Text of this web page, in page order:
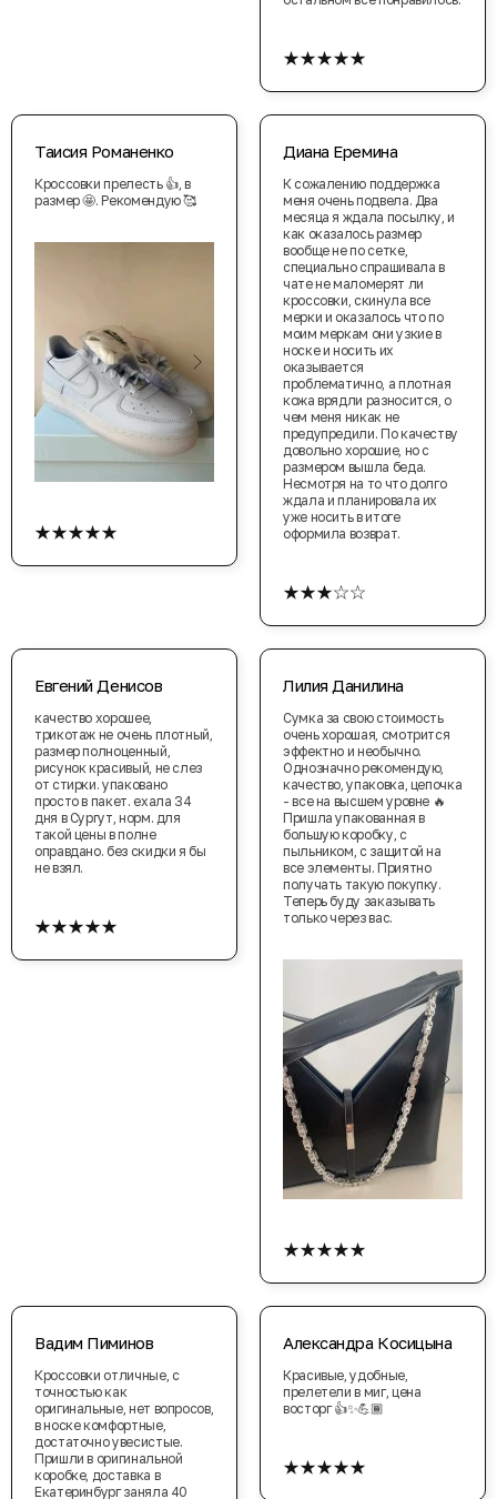
★★★★★
Таисия Романенко
Кроссовки прелесть 👍, в
размер 🤩. Рекомендую 🥰
★★★★★
Диана Еремина
К сожалению поддержка
меня очень подвела. Два
месяца я ждала посылку, и
как оказалось размер
вообще не по сетке,
специально спрашивала в
чате не маломерят ли
кроссовки, скинула все
мерки и оказалось что по
моим меркам они узкие в
носке и носить их
оказывается
проблематично, а плотная
кожа врядли разносится, о
чем меня никак не
предупредили. По качеству
довольно хорошие, но с
размером вышла беда.
Несмотря на то что долго
ждала и планировала их
уже носить в итоге
оформила возврат.
★★★☆☆
Евгений Денисов
качество хорошее,
трикотаж не очень плотный,
размер полноценный,
рисунок красивый, не слез
от стирки. упаковано
просто в пакет. ехала 34
дня в Сургут, норм. для
такой цены в полне
оправдано. без скидки я бы
не взял.
★★★★★
Лилия Данилина
Сумка за свою стоимость
очень хорошая, смотрится
эффектно и необычно.
Однозначно рекомендую,
качество, упаковка, цепочка
- все на высшем уровне 🔥
Пришла упакованная в
большую коробку, с
пыльником, с защитой на
все элементы. Приятно
получать такую покупку.
Теперь буду заказывать
только через вас.
★★★★★
Вадим Пиминов
Кроссовки отличные, с
точностью как
оригинальные, нет вопросов,
в носке комфортные,
достаточно увесистые.
Пришли в оригинальной
коробке, доставка в
Екатеринбург заняла 40
Александра Косицына
Красивые, удобные,
прелетели в миг, цена
восторг 👍✨💪🏾
★★★★★